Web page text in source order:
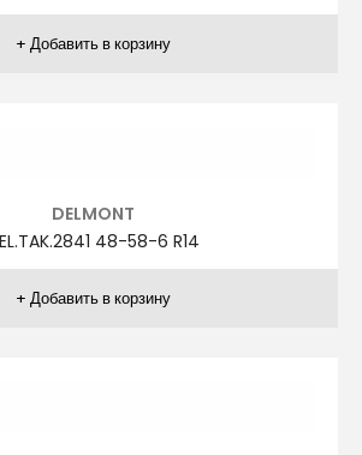
AGİBOSS
A.TAK.1261 66-72-4 R7